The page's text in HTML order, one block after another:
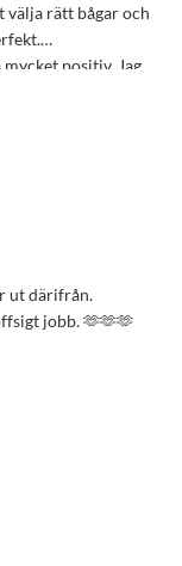
välja rätt bågar och
som behöver
ut därifrån.
glada personal och med proffsigt jobb. 🫶🫶🫶